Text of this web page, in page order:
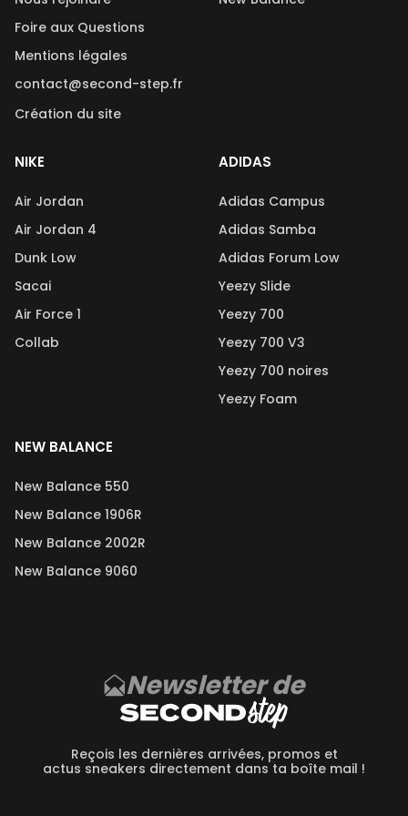
Foire aux Questions
Mentions légales
contact@second-step.fr
Création du site
NIKE
Air Jordan
Air Jordan 4
Dunk Low
Sacai
Air Force 1
Collab
ADIDAS
Adidas Campus
Adidas Samba
Adidas Forum Low
Yeezy Slide
Yeezy 700
Yeezy 700 V3
Yeezy 700 noires
Yeezy Foam
NEW BALANCE
New Balance 550
New Balance 1906R
New Balance 2002R
New Balance 9060
Newsletter de
Reçois les dernières arrivées, promos et
actus sneakers directement dans ta boîte mail !